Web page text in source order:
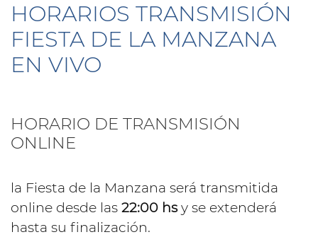
HORARIOS TRANSMISIÓN
FIESTA DE LA MANZANA
EN VIVO
HORARIO DE TRANSMISIÓN
ONLINE
la Fiesta de la Manzana será transmitida
online desde las 22:00 hsy se extenderá
hasta su finalización.